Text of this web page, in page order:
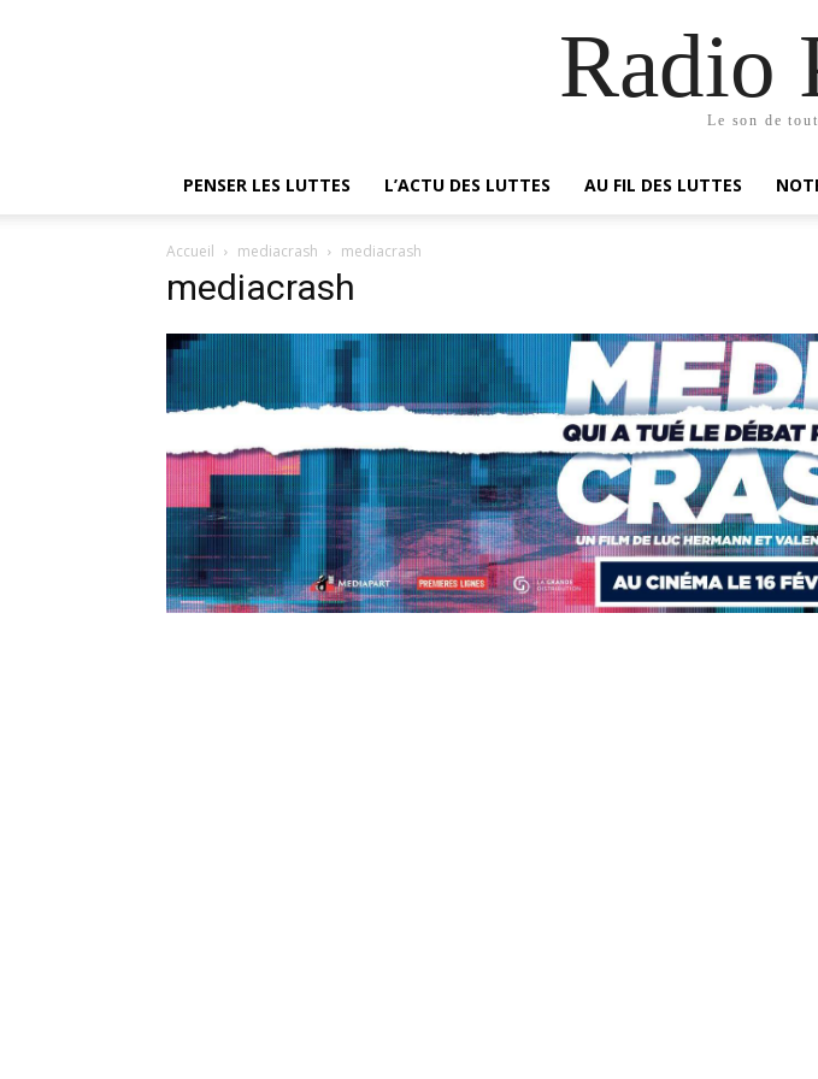
Radio
Le son de
PENSER LES LUTTES L’ACTU DES LUTTES AU FIL DES LUTTES
Accueil mediacrash mediacrash
mediacrash